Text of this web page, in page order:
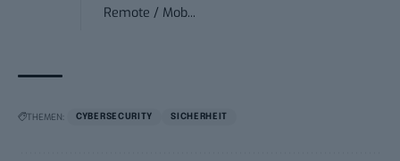
Remote / Mob...
THEMEN: CYBERSECURITY SICHERHEIT